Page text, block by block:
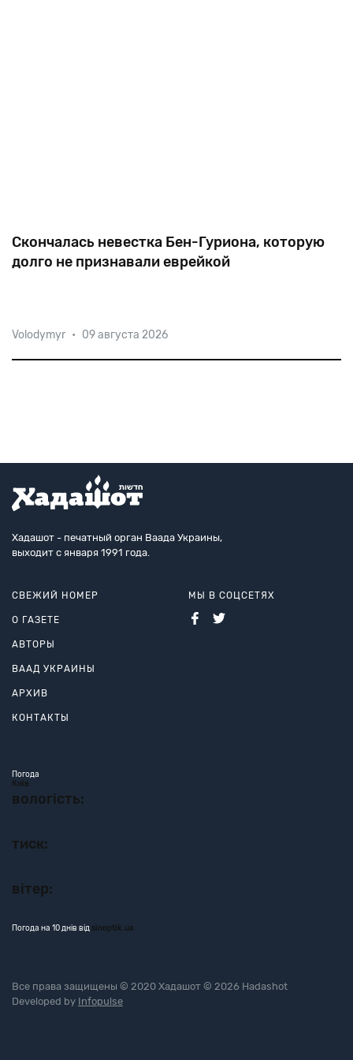
Скончалась невестка Бен-Гуриона, которую
долго не признавали еврейкой
первого главы правительства Израиля, скончалась в
возрасте 94 лет. В свое время история этой любви
Volodymyr • 09 августа 2026
Хадашот - печатный орган Ваада Украины,
выходит с января 1991 года.
СВЕЖИЙ НОМЕР
О ГАЗЕТЕ
АВТОРЫ
ВААД УКРАИНЫ
АРХИВ
КОНТАКТЫ
МЫ В СОЦСЕТЯХ
Погода
Київ
вологість:
тиск:
вітер:
Погода на 10 днів від sinoptik.ua
Все права защищены © 2020 Хадашот © 2026 Hadashot
Developed by Infopulse